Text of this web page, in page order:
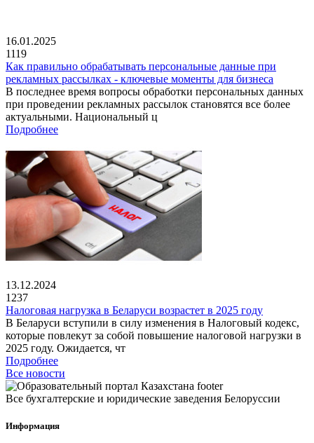
16.01.2025
1119
Как правильно обрабатывать персональные данные при
рекламных рассылках - ключевые моменты для бизнеса
В последнее время вопросы обработки персональных данных
при проведении рекламных рассылок становятся все более
актуальными. Национальный ц
Подробнее
13.12.2024
1237
Налоговая нагрузка в Беларуси возрастет в 2025 году
В Беларуси вступили в силу изменения в Налоговый кодекс,
которые повлекут за собой повышение налоговой нагрузки в
2025 году. Ожидается, чт
Подробнее
Все новости
Все бухгалтерские и юридические заведения Белоруссии
Информация